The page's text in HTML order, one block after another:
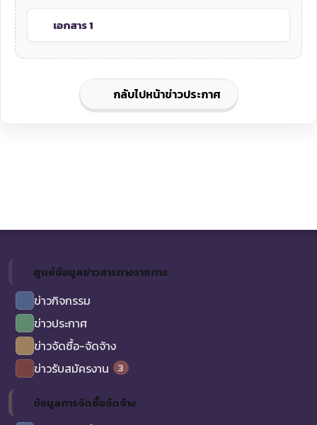
เอกสาร 1
กลับไปหน้าข่าวประกาศ
ศูนย์ข้อมูลข่าวสารทางราชการ
ข่าวกิจกรรม
ข่าวประกาศ
ข่าวจัดซื้อ-จัดจ้าง
ข่าวรับสมัครงาน
3
ข้อมูลการจัดซื้อจัดจ้าง